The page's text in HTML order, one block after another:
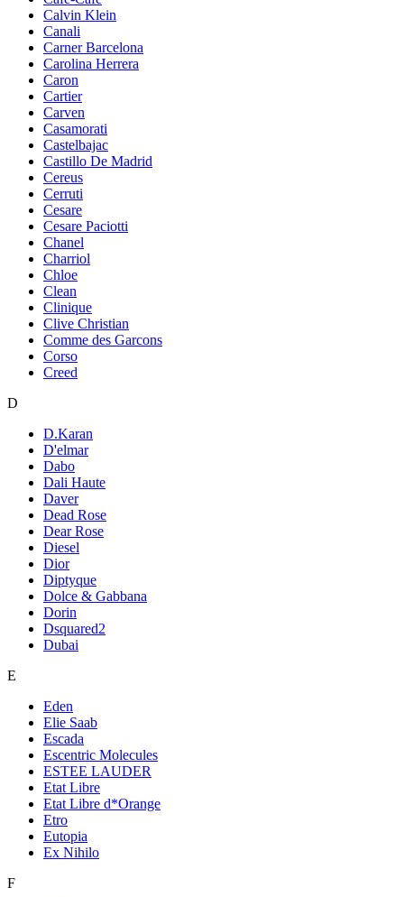
Calvin Klein
Canali
Carner Barcelona
Carolina Herrera
Caron
Cartier
Carven
Casamorati
Castelbajac
Castillo De Madrid
Cereus
Cerruti
Cesare
Cesare Paciotti
Chanel
Charriol
Chloe
Clean
Clinique
Clive Christian
Comme des Garcons
Corso
Creed
D
D.Karan
D'elmar
Dabo
Dali Haute
Daver
Dead Rose
Dear Rose
Diesel
Dior
Diptyque
Dolce & Gabbana
Dorin
Dsquared2
Dubai
E
Eden
Elie Saab
Escada
Escentric Molecules
ESTEE LAUDER
Etat Libre
Etat Libre d*Orange
Etro
Eutopia
Ex Nihilo
F